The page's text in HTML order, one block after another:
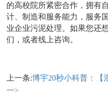
的高校院所紧密合作，拥有
计、制造和服务能力，服务
业企业污泥处理。如果您还
们，或者线上咨询。
上一条:博宇20秒小科普：【
一>